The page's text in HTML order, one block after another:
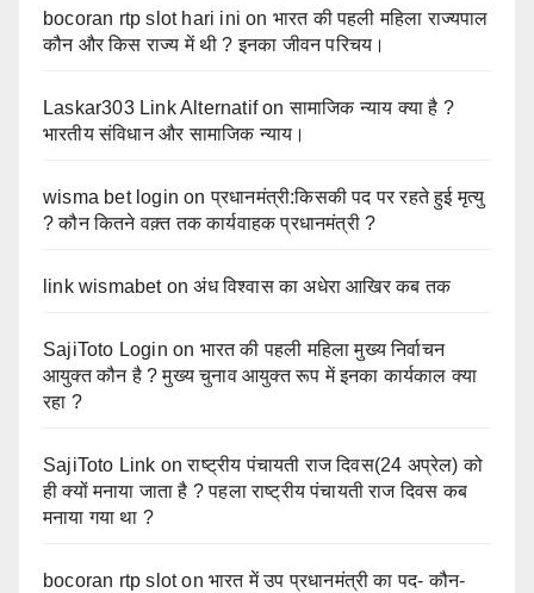
bocoran rtp slot hari ini on भारत की पहली महिला राज्यपाल
कौन और किस राज्य में थी ? इनका जीवन परिचय।
Laskar303 Link Alternatifonसामाजिक न्याय क्या है ?
भारतीय संविधान और सामाजिक न्याय।
wisma bet login onप्रधानमंत्री:किसकी पद पर रहते हुई मृत्यु
? कौन कितने वक़्त तक कार्यवाहक प्रधानमंत्री ?
link wismabetonअंध विश्वास का अधेरा आखिर कब तक
SajiToto Login on भारत की पहली महिला मुख्य निर्वाचन
आयुक्त कौन है ? मुख्य चुनाव आयुक्त रूप में इनका कार्यकाल क्या
रहा ?
SajiToto Link onराष्ट्रीय पंचायती राज दिवस(24 अप्रेल) को
ही क्यों मनाया जाता है ? पहला राष्ट्रीय पंचायती राज दिवस कब
मनाया गया था ?
bocoran rtp slotonभारत में उप प्रधानमंत्री का पद- कौन-